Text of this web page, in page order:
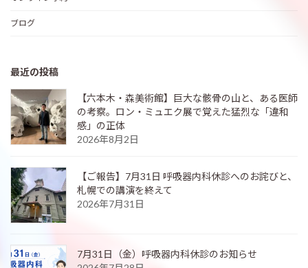
ブログ
最近の投稿
【六本木・森美術館】巨大な骸骨の山と、ある医師
の考察。ロン・ミュエク展で覚えた猛烈な「違和
感」の正体
2026年8月2日
【ご報告】7月31日 呼吸器内科休診へのお詫びと、
札幌での講演を終えて
2026年7月31日
7月31日（金）呼吸器内科休診のお知らせ